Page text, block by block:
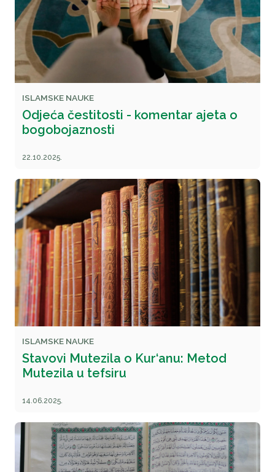
ISLAMSKE NAUKE
Odjeća čestitosti - komentar ajeta o
bogobojaznosti
22.10.2025.
ISLAMSKE NAUKE
Stavovi Mutezila o Kur‘anu: Metod
Mutezila u tefsiru
14.06.2025.